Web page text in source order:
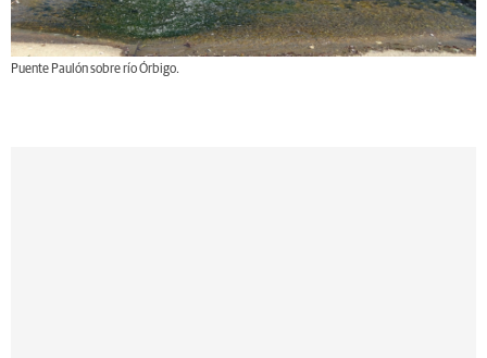
Puente Paulón sobre río Órbigo.